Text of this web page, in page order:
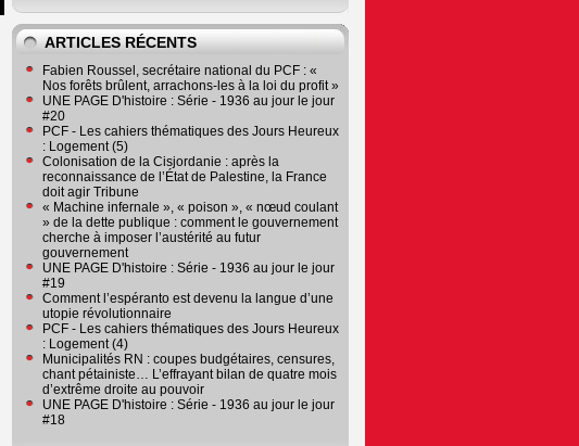
ARTICLES RÉCENTS
Fabien Roussel, secrétaire national du PCF : «
Nos forêts brûlent, arrachons-les à la loi du profit »
UNE PAGE D'histoire : Série - 1936 au jour le jour
#20
PCF - Les cahiers thématiques des Jours Heureux
: Logement (5)
Colonisation de la Cisjordanie : après la
reconnaissance de l’État de Palestine, la France
doit agir Tribune
« Machine infernale », « poison », « nœud coulant
» de la dette publique : comment le gouvernement
cherche à imposer l’austérité au futur
gouvernement
UNE PAGE D'histoire : Série - 1936 au jour le jour
#19
Comment l’espéranto est devenu la langue d’une
utopie révolutionnaire
PCF - Les cahiers thématiques des Jours Heureux
: Logement (4)
Municipalités RN : coupes budgétaires, censures,
chant pétainiste… L’effrayant bilan de quatre mois
d’extrême droite au pouvoir
UNE PAGE D'histoire : Série - 1936 au jour le jour
#18